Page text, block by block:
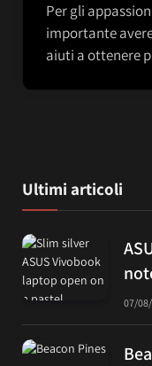
Per gli
importante
aiuti a ottenere
Ultimi articoli
07/